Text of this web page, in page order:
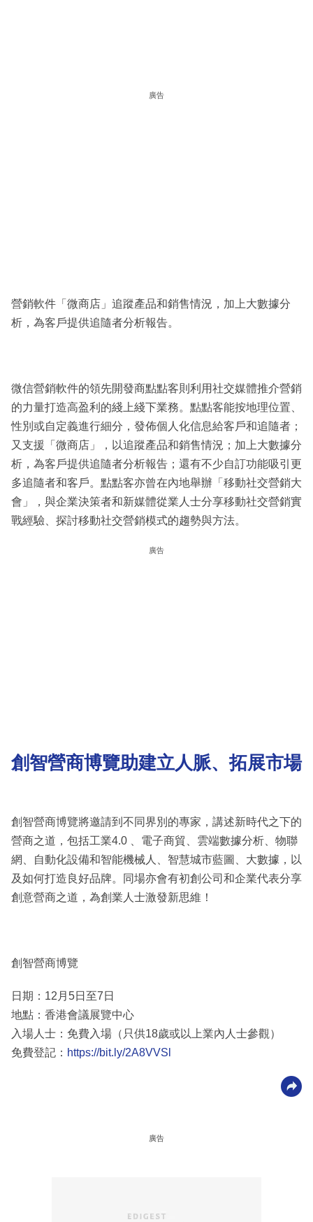
廣告
營銷軟件「微商店」追蹤產品和銷售情況，加上大數據分
析，為客戶提供追隨者分析報告。
微信營銷軟件的領先開發商點點客則利用社交媒體推介營銷
的力量打造高盈利的綫上綫下業務。點點客能按地理位置、
性別或自定義進行細分，發佈個人化信息給客戶和追隨者；
又支援「微商店」，以追蹤產品和銷售情況；加上大數據分
析，為客戶提供追隨者分析報告；還有不少自訂功能吸引更
多追隨者和客戶。點點客亦曾在內地舉辦「移動社交營銷大
會」，與企業決策者和新媒體從業人士分享移動社交營銷實
戰經驗、探討移動社交營銷模式的趨勢與方法。
廣告
創智營商博覽助建立人脈、拓展市場
創智營商博覽將邀請到不同界別的專家，講述新時代之下的
營商之道，包括工業4.0 、電子商貿、雲端數據分析、物聯
網、自動化設備和智能機械人、智慧城市藍圖、大數據，以
及如何打造良好品牌。同場亦會有初創公司和企業代表分享
創意營商之道，為創業人士激發新思維！
創智營商博覽
日期：12月5日至7日
地點：香港會議展覽中心
入場人士：免費入場（只供18歲或以上業內人士參觀）
免費登記： https://bit.ly/2A8VVSl
廣告